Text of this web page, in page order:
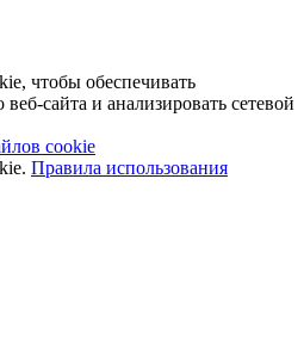
чтобы обеспечивать
сайта и анализировать сетевой
cookie
Правила использования